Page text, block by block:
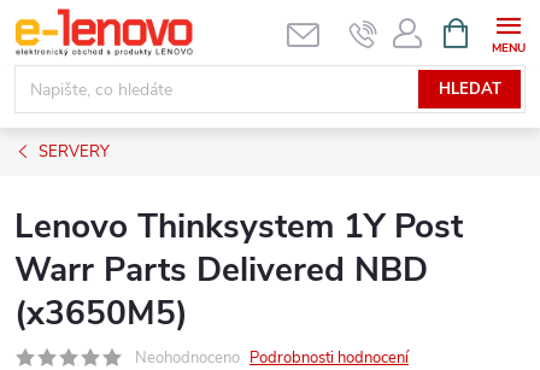
Přejít
na
obsah
HLEDAT
NÁKUPNÍ
KOŠÍK
SERVERY
Lenovo Thinksystem 1Y Post
Warr Parts Delivered NBD
(x3650M5)
Neohodnoceno Podrobnosti hodnocení